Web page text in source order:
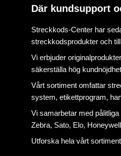
Där kundsupport
Streckkods-Center har
streckkodsprodukter och
Vi erbjuder
säkerställa hög
Vårt sortiment omfattar
system, etikettprogram,
Vi samarbetar med
Zebra, Sato, Elo,
Utforska hela vårt